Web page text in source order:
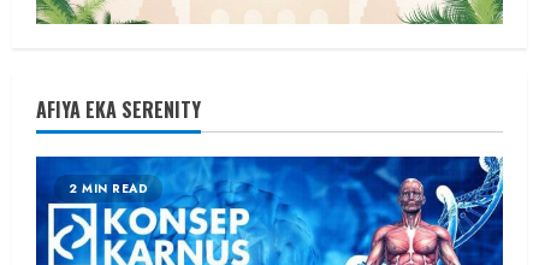
AFIYA EKA SERENITY
2 MIN READ